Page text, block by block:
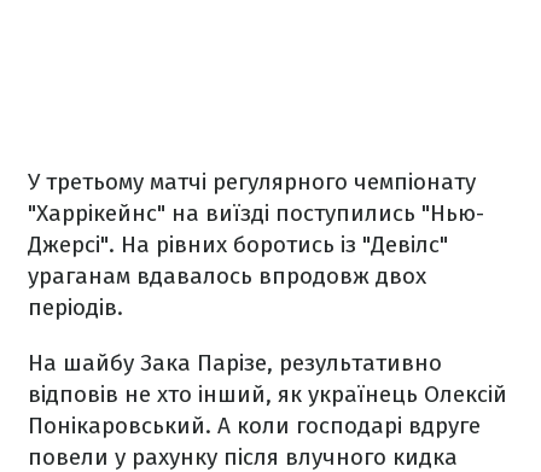
У третьому матчі регулярного чемпіонату
"Харрікейнс" на виїзді поступились "Нью-
Джерсі". На рівних боротись із "Девілс"
ураганам вдавалось впродовж двох
періодів.
На шайбу Зака Парізе, результативно
відповів не хто інший, як українець Олексій
Понікаровський. А коли господарі вдруге
повели у рахунку після влучного кидка